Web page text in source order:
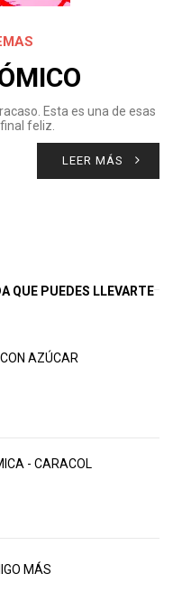
Esta es una de esas
feliz.
LEER MÁS
QUE PUEDES LLEVARTE
AZÚCAR
- CARACOL
MÁS